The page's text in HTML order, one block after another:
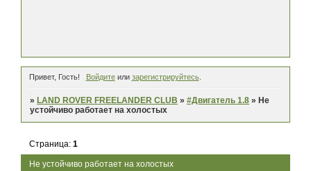
Привет, Гость! Войдитеили зарегистрируйтесь.
» LAND ROVER FREELANDER CLUB »#Двигатель 1.8 » Не
устойчиво работает на холостых
Не устойчиво работает на холостых
Страница:1